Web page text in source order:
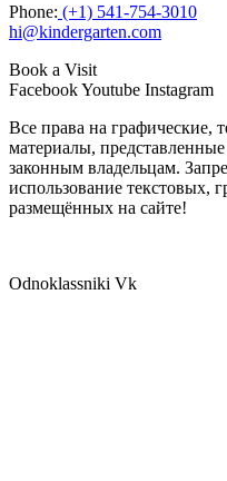
Phone: (+1) 541-754-3010
hi@kindergarten.com
Book a Visit
FacebookYoutube Instagram
Все права на графические,
материалы,
законным владельцам.
использование текстовых,
размещённых на сайте!
Odnoklassniki Vk